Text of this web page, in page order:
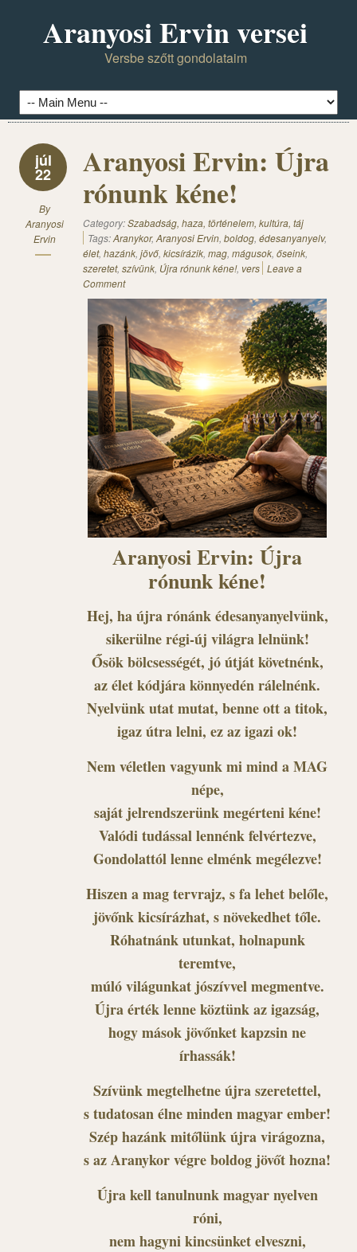
Aranyosi Ervin versei
Versbe szőtt gondolataim
júl
22
By
Aranyosi
Ervin
Aranyosi Ervin: Újra
rónunk kéne!
Category:Szabadság, haza, történelem, kultúra, táj
Tags:Aranykor, Aranyosi Ervin, boldog, édesanyanyelv,
élet, hazánk, jövő, kicsírázik, mag, mágusok, őseink,
szeretet, szívünk, Újra rónunk kéne!, vers Leave a
Comment
Aranyosi Ervin: Újra
rónunk kéne!
Hej, ha újra rónánk édesanyanyelvünk,
sikerülne régi-új világra lelnünk!
Ősök bölcsességét, jó útját követnénk,
az élet kódjára könnyedén rálelnénk.
Nyelvünk utat mutat, benne ott a titok,
igaz útra lelni, ez az igazi ok!
Nem véletlen vagyunk mi mind a MAG
népe,
saját jelrendszerünk megérteni kéne!
Valódi tudással lennénk felvértezve,
Gondolattól lenne elménk megélezve!
Hiszen a mag tervrajz, s fa lehet belőle,
jövőnk kicsírázhat, s növekedhet tőle.
Róhatnánk utunkat, holnapunk
teremtve,
múló világunkat jószívvel megmentve.
Újra érték lenne köztünk az igazság,
hogy mások jövőnket kapzsin ne
írhassák!
Szívünk megtelhetne újra szeretettel,
s tudatosan élne minden magyar ember!
Szép hazánk mitőlünk újra virágozna,
s az Aranykor végre boldog jövőt hozna!
Újra kell tanulnunk magyar nyelven
róni,
nem hagyni kincsünket elveszni,